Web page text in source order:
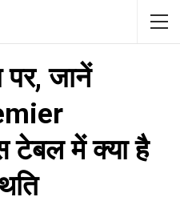
पर, जानें
टेबल में क्या है